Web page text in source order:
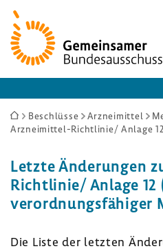
Zur
Startseite
Sie
sind
Beschlüsse Arzneimittel
Letzte Ände­rungen
Richtlinie/ Anlage 12
verord­nungs­fä­higer
Die Liste der letzten